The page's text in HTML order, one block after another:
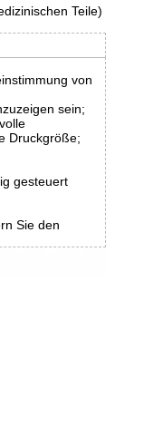
Teile)
von
sein;
Druckgröße;
gesteuert
Sie den